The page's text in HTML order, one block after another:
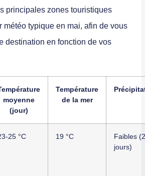
principales zones touristiques
météo typique en mai, afin de vous
destination en fonction de vos
moyenne
(jour)
Température
de la mer
25 °C 19 °C
Faibles
jours)